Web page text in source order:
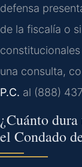
defensa
de la fiscalía o
una consulta,
P.C. al (888)
¿Cuánto
el Condado